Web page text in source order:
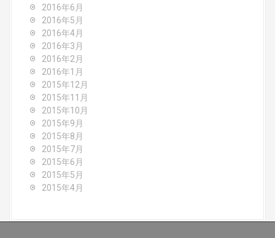
2016年6月
2016年5月
2016年4月
2016年3月
2016年2月
2016年1月
2015年12月
2015年11月
2015年10月
2015年9月
2015年8月
2015年7月
2015年6月
2015年5月
2015年4月